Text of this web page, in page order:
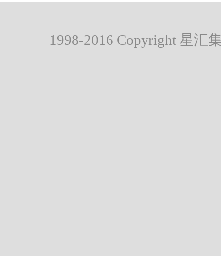
1998-2016 Copyright 星汇